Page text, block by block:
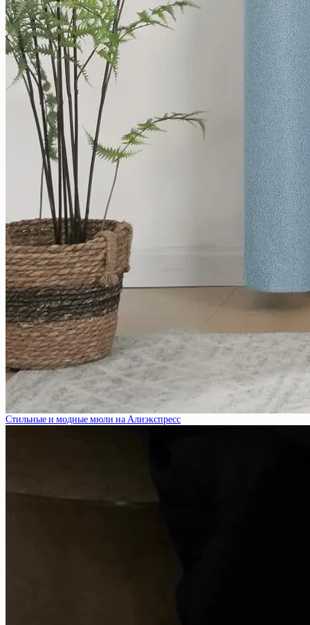
Стильные и модные мюли на Алиэкспресс